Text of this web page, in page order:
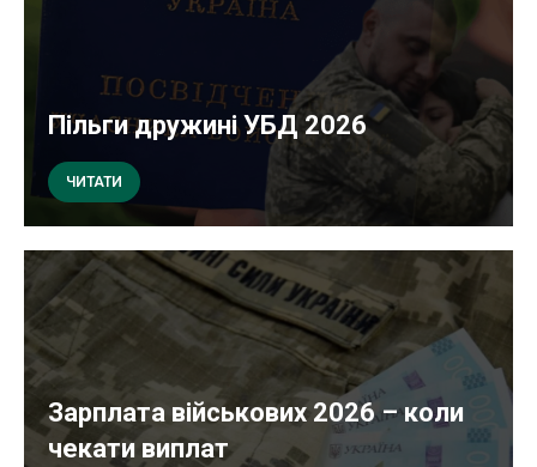
Пільги дружині УБД 2026
ЧИТАТИ
Зарплата військових 2026 – коли
чекати виплат